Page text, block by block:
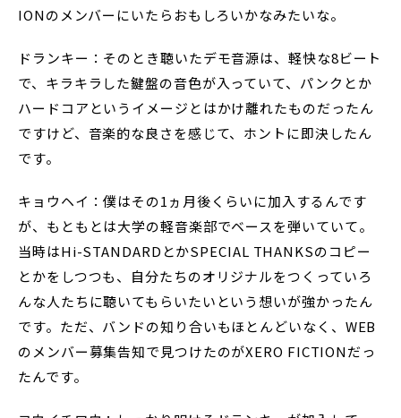
IONのメンバーにいたらおもしろいかなみたいな。
ドランキー：そのとき聴いたデモ音源は、軽快な8ビート
で、キラキラした鍵盤の音色が入っていて、パンクとか
ハードコアというイメージとはかけ離れたものだったん
ですけど、音楽的な良さを感じて、ホントに即決したん
です。
キョウヘイ：僕はその1ヵ月後くらいに加入するんです
が、もともとは大学の軽音楽部でベースを弾いていて。
当時はHi-STANDARDとかSPECIAL THANKSのコピー
とかをしつつも、自分たちのオリジナルをつくっていろ
んな人たちに聴いてもらいたいという想いが強かったん
です。ただ、バンドの知り合いもほとんどいなく、WEB
のメンバー募集告知で見つけたのがXERO FICTIONだっ
たんです。